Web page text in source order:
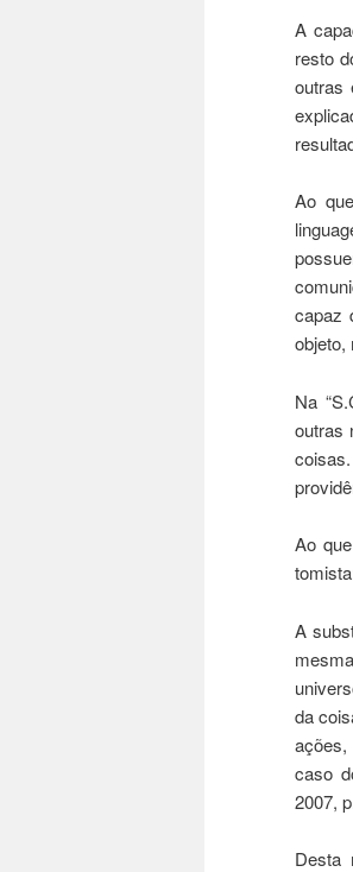
A
resto
outras
Ao
capaz
objeto,
Na
outras
Ao
A
da
caso
2007,
Desta